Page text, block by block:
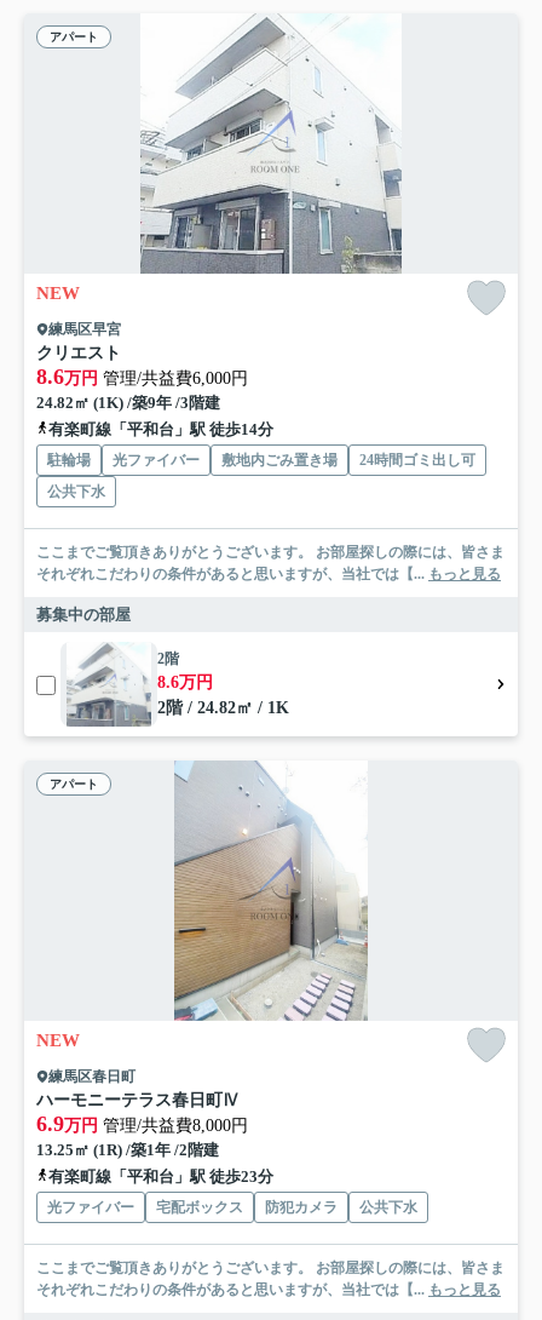
アパート
NEW
練馬区早宮
クリエスト
8.6万円 管理/共益費6,000円
24.82㎡ (1K) /築9年 /3階建
有楽町線「平和台」駅 徒歩14分
駐輪場 光ファイバー 敷地内ごみ置き場
24時間ゴミ出し可
公共下水
ここまでご覧頂きありがとうございます。 お部屋探しの際には、皆さま
それぞれこだわりの条件があると思いますが、当社では【... もっと見る
募集中の部屋
2階
8.6万円
2階 / 24.82㎡ / 1K
アパート
NEW
練馬区春日町
ハーモニーテラス春日町Ⅳ
6.9万円 管理/共益費8,000円
13.25㎡ (1R) /築1年 /2階建
有楽町線「平和台」駅 徒歩23分
光ファイバー 宅配ボックス 防犯カメラ 公共下水
ここまでご覧頂きありがとうございます。 お部屋探しの際には、皆さま
それぞれこだわりの条件があると思いますが、当社では【... もっと見る